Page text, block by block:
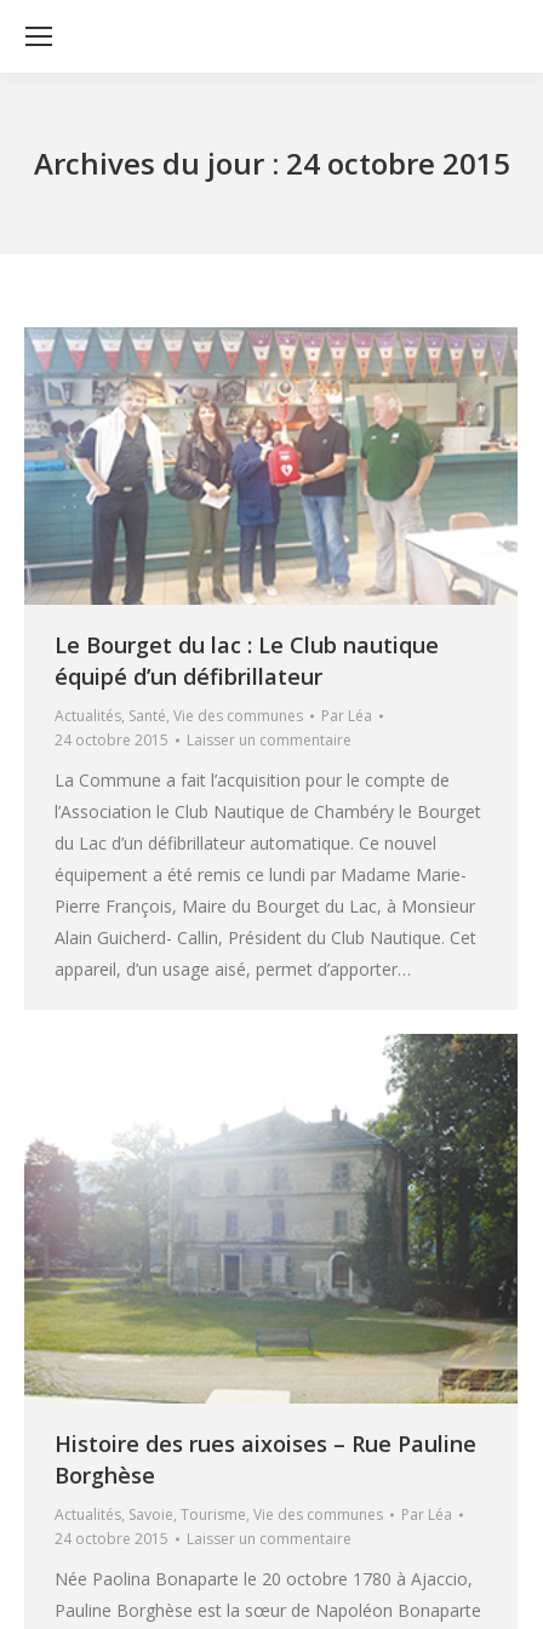
Archives du jour : 24 octobre 2015
Le Bourget du lac : Le Club nautique
équipé d’un défibrillateur
Actualités, Santé, Vie des communes Par Léa
24 octobre 2015
Laisser un commentaire
La Commune a fait l’acquisition pour le compte de
l’Association le Club Nautique de Chambéry le Bourget
du Lac d’un défibrillateur automatique. Ce nouvel
équipement a été remis ce lundi par Madame Marie-
Pierre François, Maire du Bourget du Lac, à Monsieur
Alain Guicherd- Callin, Président du Club Nautique. Cet
appareil, d’un usage aisé, permet d’apporter…
Histoire des rues aixoises – Rue Pauline
Borghèse
Actualités, Savoie, Tourisme, Vie des communes Par Léa
24 octobre 2015
Laisser un commentaire
Née Paolina Bonaparte le 20 octobre 1780 à Ajaccio,
Pauline Borghèse est la sœur de Napoléon Bonaparte